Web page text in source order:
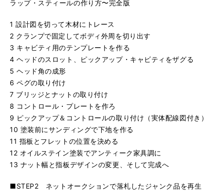
ラップ・スティールの作り方〜完全版
1 設計図を切って木材にトレース
2 クランプで固定してボディ外周を切り出す
3 キャビティ用のテンプレートを作る
4 ヘッドのスロット、ピックアップ・キャビティをザグる
5 ヘッド角の成形
6 ペグの取り付け
7 ブリッジとナットの取り付け
8 コントロール・プレートを作ろ
9 ピックアップ＆コントロールの取り付け（実体配線図付き）
10 塗装前にサンディングで下地を作る
11 指板とフレットの位置を決める
12 オイルステイン塗装でアンティーク家具調に
13 ナット幅と指板デザインの変更、そして完成へ
■STEP2 ネットオークションで落札したジャンク品を再生